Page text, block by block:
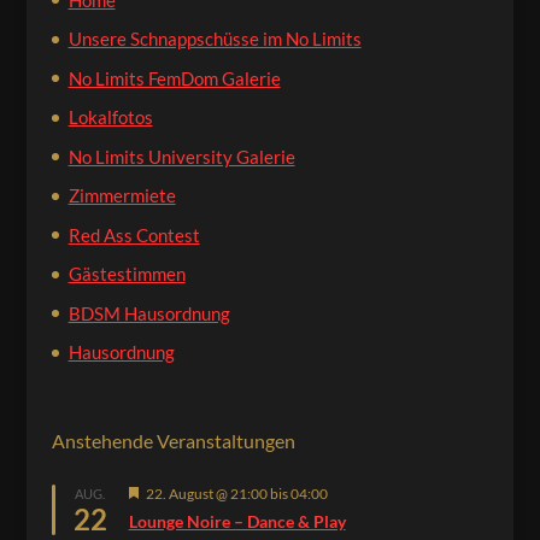
Unsere Schnappschüsse im No Limits
No Limits FemDom Galerie
Lokalfotos
No Limits University Galerie
Zimmermiete
Red Ass Contest
Gästestimmen
BDSM Hausordnung
Hausordnung
Anstehende Veranstaltungen
AUG.
22
Hervorgehoben
22. August @ 21:00bis04:00
Lounge Noire – Dance & Play